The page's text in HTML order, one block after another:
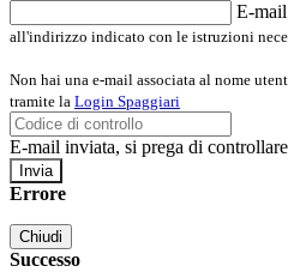
E-mail
all'indirizzo indicato con le istruzioni
Non hai una e-mail associata al nome
tramite la Login Spaggiari
E-mail inviata, si prega di
Errore
Chiudi
Successo